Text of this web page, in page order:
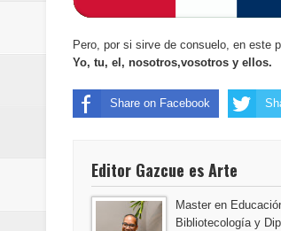
Designan a
Humano
Banreservas
Maridalia
Pero, por si sirve de consuelo, en este
Yo, tu, el, nosotros,vosotros y ellos.
Share on Facebook
Editor Gazcue es Arte
Master en
Bibliotecología y